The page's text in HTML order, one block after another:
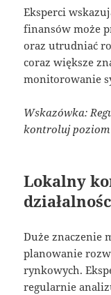
Eksperci
finansów może
oraz utrudniać
coraz większe
monitorowanie
Wskazówka:
kontroluj poziom
Lokalny
Duże znaczenie
planowanie
rynkowych.
regularnie